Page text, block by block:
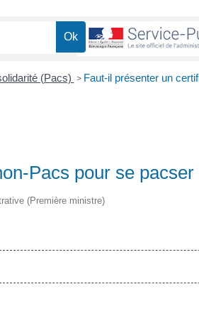
(Pacs) > Faut-il présenter un
Pacs pour se pacser
(Première ministre)